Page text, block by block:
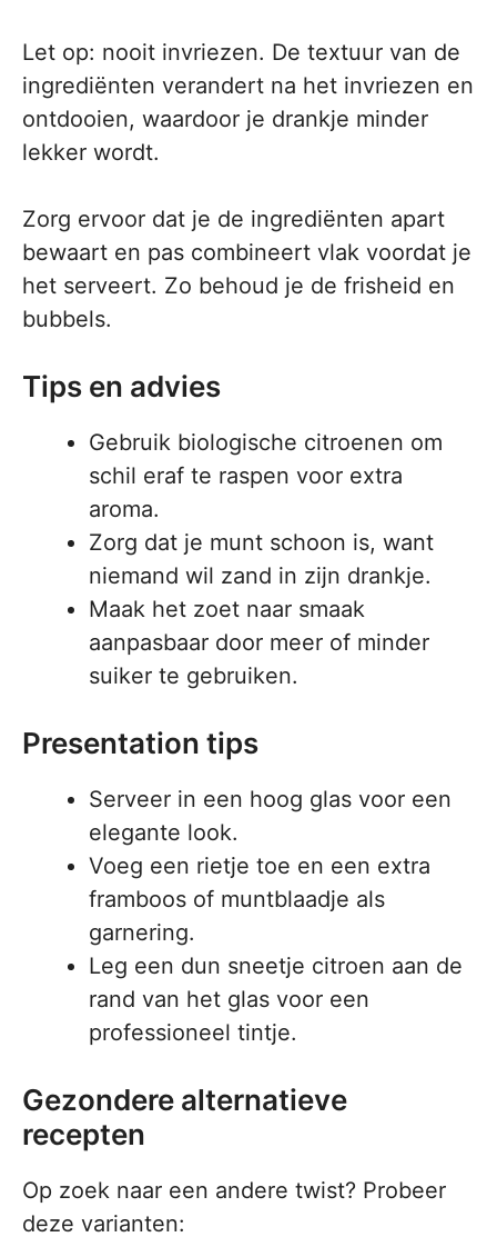
Let op: nooit invriezen. De textuur van de
ingrediënten verandert na het invriezen en
ontdooien, waardoor je drankje minder
lekker wordt.
Zorg ervoor dat je de ingrediënten apart
bewaart en pas combineert vlak voordat je
het serveert. Zo behoud je de frisheid en
bubbels.
Tips en advies
Gebruik biologische citroenen om
schil eraf te raspen voor extra
aroma.
Zorg dat je munt schoon is, want
niemand wil zand in zijn drankje.
Maak het zoet naar smaak
aanpasbaar door meer of minder
suiker te gebruiken.
Presentation tips
Serveer in een hoog glas voor een
elegante look.
Voeg een rietje toe en een extra
framboos of muntblaadje als
garnering.
Leg een dun sneetje citroen aan de
rand van het glas voor een
professioneel tintje.
Gezondere alternatieve
recepten
Op zoek naar een andere twist? Probeer
deze varianten: